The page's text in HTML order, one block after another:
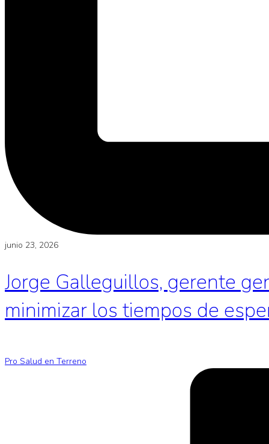
junio 23, 2026
Jorge Galleguillos, gerente
minimizar los tiempos de
Pro Salud en Terreno